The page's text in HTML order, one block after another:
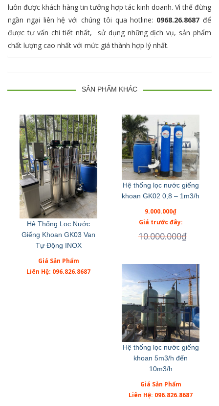
luôn được khách hàng tin tưởng hợp tác kinh doanh. Vì thế đừng
ngần ngại liên hệ với chúng tôi qua hotline: 0968.26.8687 để
được tư vấn chi tiết nhất, sử dụng những dịch vụ, sản phẩm
chất lượng cao nhất với mức giá thành hợp lý nhất.
SẢN PHẨM KHÁC
Hệ Thống Lọc Nước
Giếng Khoan GK03 Van
Tự Động INOX
Giá Sản Phẩm
Liên Hệ: 096.826.8687
Hệ thống lọc nước giếng
khoan GK02 0,8 – 1m3/h
9.000.000₫
Giá trước đây:
10.000.000₫
Hệ thống lọc nước giếng
khoan 5m3/h đến
10m3/h
Giá Sản Phẩm
Liên Hệ: 096.826.8687